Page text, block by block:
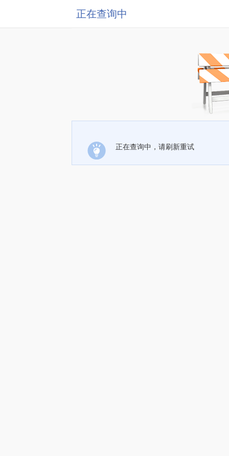
正在查询中
正在查询中，请刷新重试